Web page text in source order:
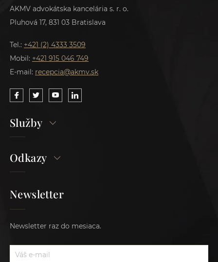
AKMV advokátska kancelária s. r. o.
Pluhová 17, 831 03 Bratislava
Tel.: +421 (2) 4333 3509
Mobil: +421 915 046 749
E-mail: recepcia@akmv.sk
Služby
Odkazy
Newsletter
Newsletter raz do mesiaca.